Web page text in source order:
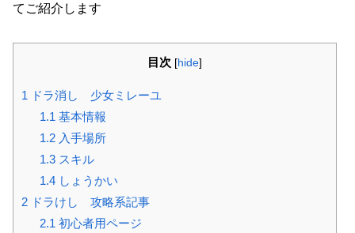
てご紹介します
目次 [hide]
1 ドラ消し 少女ミレーユ
1.1 基本情報
1.2入手場所
1.3スキル
1.4しょうかい
2 ドラけし 攻略系記事
2.1 初心者用ページ